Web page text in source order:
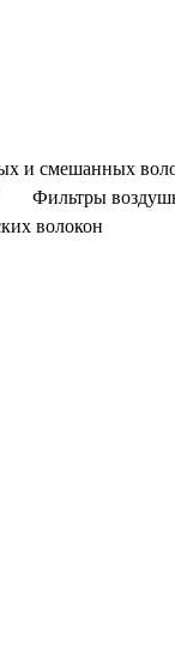
и смешанных
Фильтры
волокон